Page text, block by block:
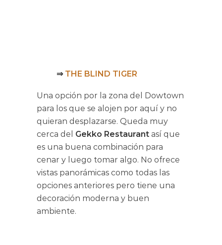
⇒ THE BLIND TIGER
Una opción por la zona del Dowtown
para los que se alojen por aquí y no
quieran desplazarse. Queda muy
cerca del Gekko Restaurant así que
es una buena combinación para
cenar y luego tomar algo. No ofrece
vistas panorámicas como todas las
opciones anteriores pero tiene una
decoración moderna y buen
ambiente.